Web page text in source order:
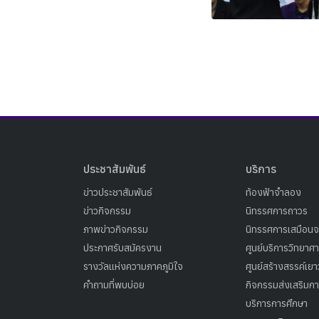
ประชาสัมพันธ์
ข่าวประชาสัมพันธ์
ข่าวกิจกรรม
ภาพข่าวกิจกรรม
ประกาศรับสมัครงาน
รางวัลแห่งความภาคภูมิใจ
คำถามที่พบบ่อย
บริการ
ท้องฟ้าจำลอง
นิทรรศการถาวร
นิทรรศการเสมือน
ศูนย์บริการวิทยาศ
ศูนย์สร้างสรรค์เย
กิจกรรมส่งเสริมก
บริการการศึกษา